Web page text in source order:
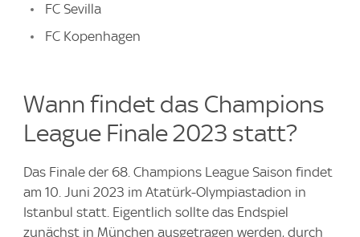
FC Sevilla
FC Kopenhagen
Wann findet das Champions
League Finale 2023 statt?
Das Finale der 68. Champions League Saison findet
am 10. Juni 2023 im Atatürk-Olympiastadion in
Istanbul statt. Eigentlich sollte das Endspiel
zunächst in München ausgetragen werden, durch